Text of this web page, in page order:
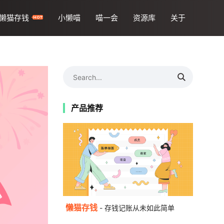
猫存钱 小懒喵 喵一会 资源库 关于
产品推荐
懒猫存钱 - 存钱记账从未如此简单